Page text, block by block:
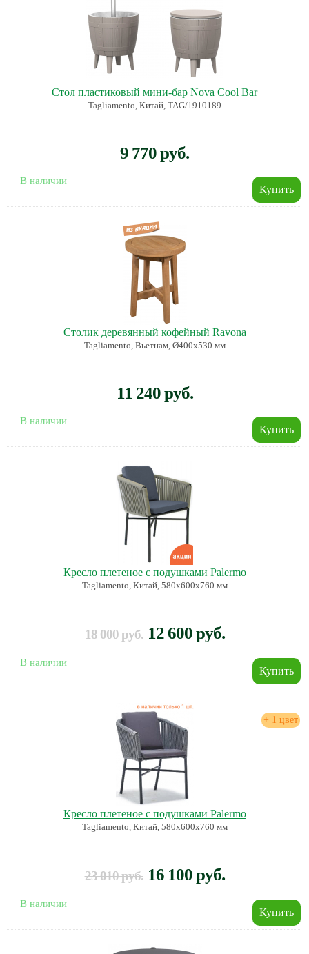
Стол пластиковый мини-бар Nova Cool Bar
Tagliamento, Китай, TAG/1910189
9 770 руб.
В наличии
Столик деревянный кофейный Ravona
Tagliamento, Вьетнам, Ø400х530 мм
11 240 руб.
В наличии
Кресло плетеное с подушками Palermo
Tagliamento, Китай, 580х600х760 мм
18 000 руб. 12 600 руб.
В наличии
+ 1 цвет
Кресло плетеное с подушками Palermo
Tagliamento, Китай, 580х600х760 мм
23 010 руб. 16 100 руб.
В наличии